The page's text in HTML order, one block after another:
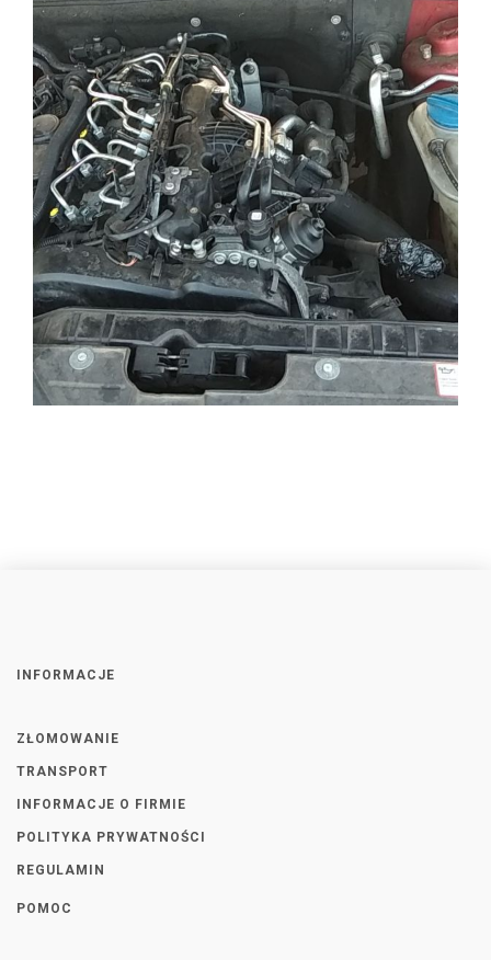
INFORMACJE
ZŁOMOWANIE
TRANSPORT
INFORMACJE O FIRMIE
POLITYKA PRYWATNOŚCI
REGULAMIN
POMOC